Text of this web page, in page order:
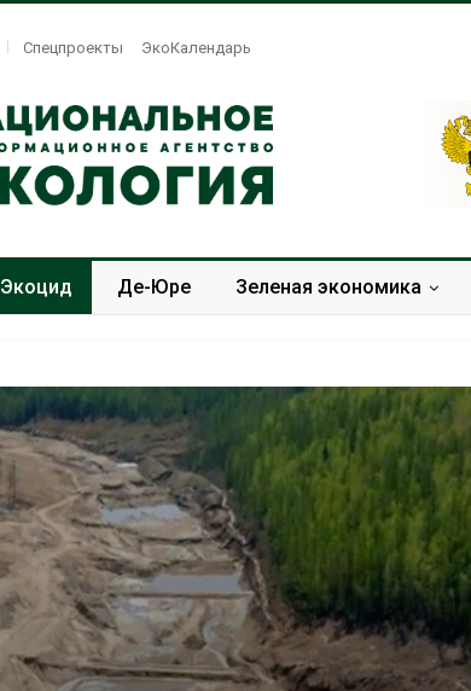
Спецпроекты ЭкоКалендарь
Экоцид Де-Юре Зеленая экономика